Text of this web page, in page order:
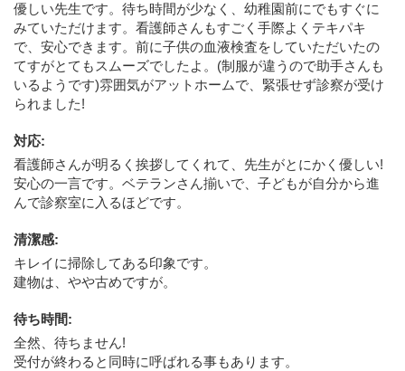
優しい先生です。待ち時間が少なく、幼稚園前にでもすぐに
みていただけます。看護師さんもすごく手際よくテキパキ
で、安心できます。前に子供の血液検査をしていただいたの
てすがとてもスムーズでしたよ。(制服が違うので助手さんも
いるようです)雰囲気がアットホームで、緊張せず診察が受け
られました!
対応:
看護師さんが明るく挨拶してくれて、先生がとにかく優しい!
安心の一言です。ベテランさん揃いで、子どもが自分から進
んで診察室に入るほどです。
清潔感:
キレイに掃除してある印象です。
建物は、やや古めですが。
待ち時間:
全然、待ちません!
受付が終わると同時に呼ばれる事もあります。